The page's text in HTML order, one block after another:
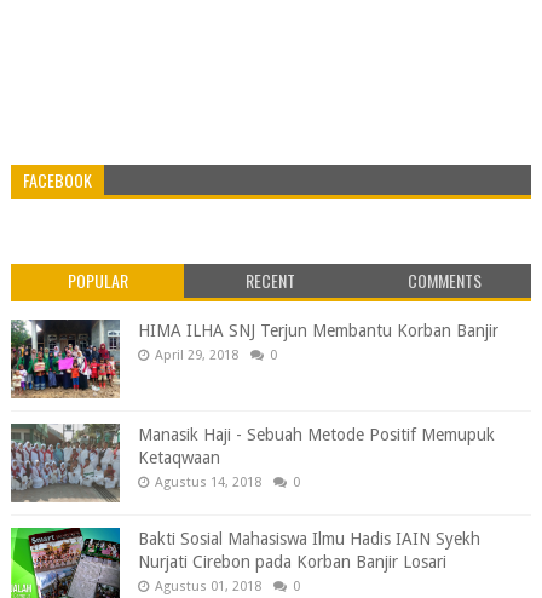
FACEBOOK
POPULAR RECENT COMMENTS
HIMA ILHA SNJ Terjun Membantu Korban Banjir
April 29, 2018 0
Manasik Haji - Sebuah Metode Positif Memupuk
Ketaqwaan
Agustus 14, 2018 0
Bakti Sosial Mahasiswa Ilmu Hadis IAIN Syekh
Nurjati Cirebon pada Korban Banjir Losari
Agustus 01, 2018 0